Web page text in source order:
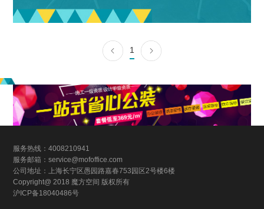
1
服务热线：4008210941
服务邮箱：service@mofoffice.com
公司地址：上海长宁区愚园路嘉春753园区2号楼6楼
Copyright@ 2018 魔方空间 版权所有
沪ICP备18040486号